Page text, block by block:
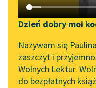
Katalog DAISY
Podkasty o książkach
Aktualności
„Prokurator Alicja Horn”
do słuchania
Dzień dobry moi
Nazywam się
zaszczyt i
Wolnych Lektur.
do bezpłatnych